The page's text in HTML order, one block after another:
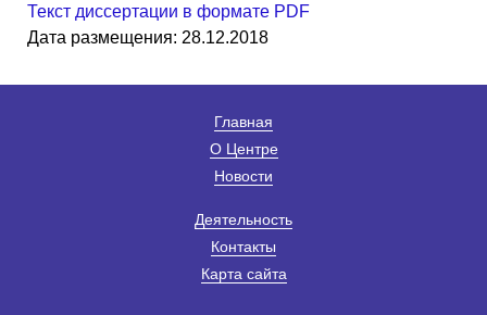
Текст диссертации в формате PDF
Дата размещения: 28.12.2018
Главная
О Центре
Новости
Деятельность
Контакты
Карта сайта